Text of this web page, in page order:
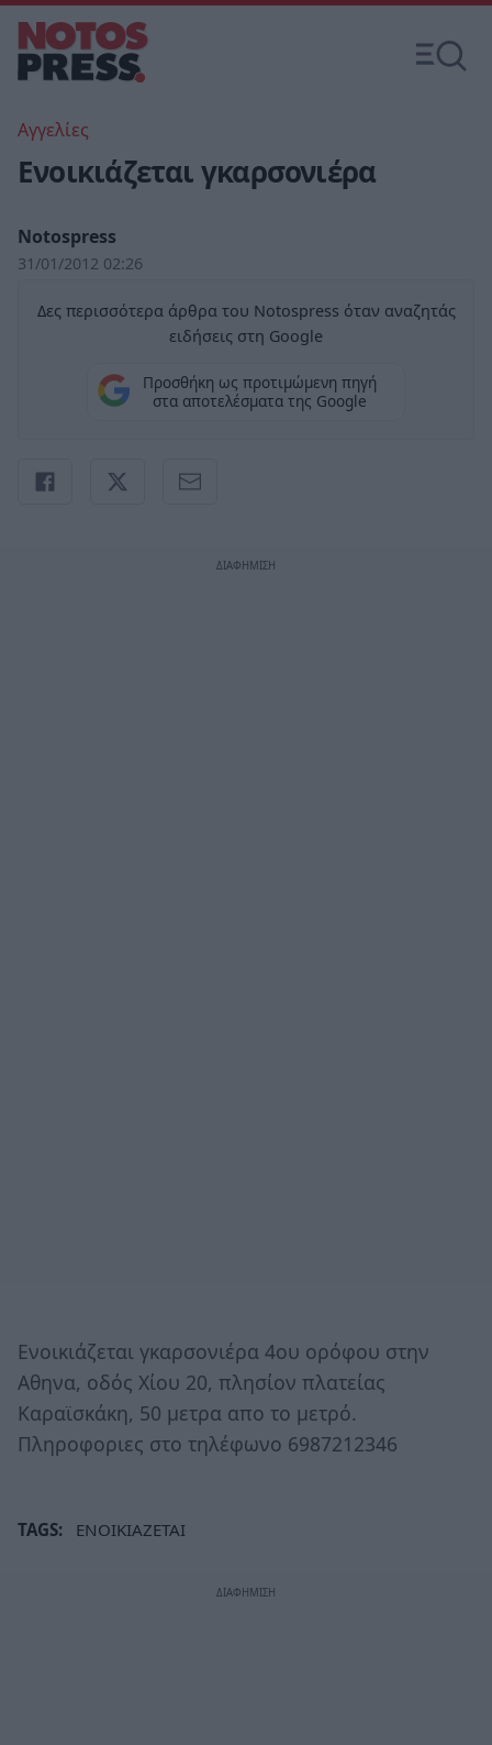
Αγγελίες
Ενοικιάζεται γκαρσονιέρα
Notospress
31/01/2012 02:26
Δες περισσότερα άρθρα του Notospress όταν αναζητάς
ειδήσεις στη Google
Προσθήκη ως προτιμώμενη πηγή
στα αποτελέσματα της Google
Ενοικιάζεται γκαρσονιέρα 4ου ορόφου στην
Αθηνα, οδός Χίου 20, πλησίον πλατείας
Καραϊσκάκη, 50 μετρα απο το μετρό.
Πληροφοριες στο τηλέφωνο 6987212346
TAGS: ΕΝΟΙΚΙΑΖΕΤΑΙ